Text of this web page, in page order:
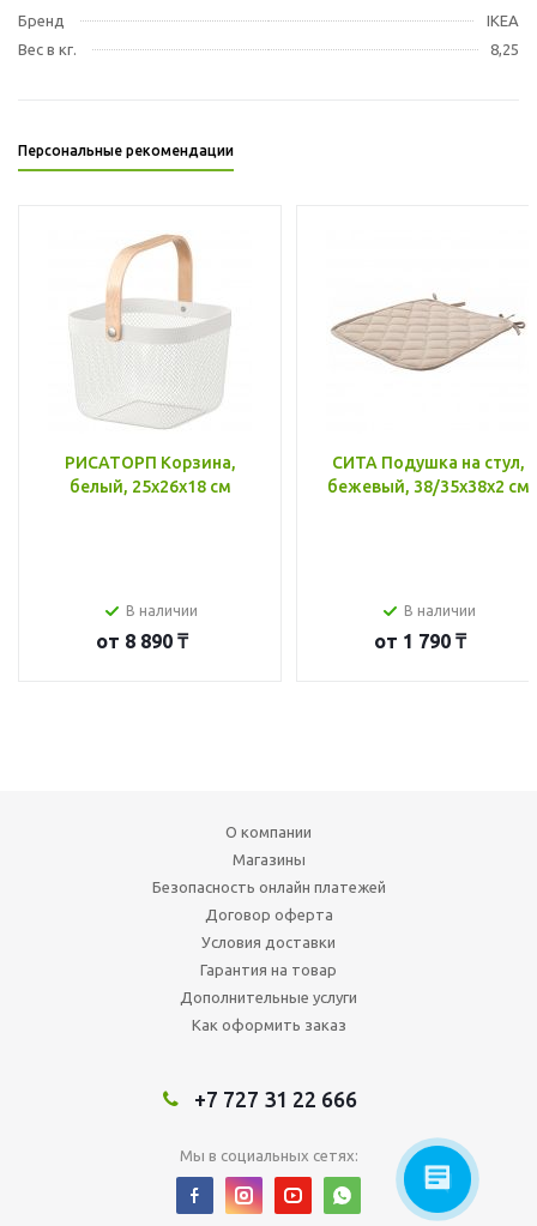
Бренд
IKEA
Вес в кг.
8,25
Персональные рекомендации
РИСАТОРП Корзина,
белый, 25x26x18 см
В наличии
от 8 890 ₸
СИТА Подушка на стул,
бежевый, 38/35x38x2 см
В наличии
от 1 790 ₸
О компании
Магазины
Безопасность онлайн платежей
Договор оферта
Условия доставки
Гарантия на товар
Дополнительные услуги
Как оформить заказ
+7 727 31 22 666
Мы в социальных сетях: